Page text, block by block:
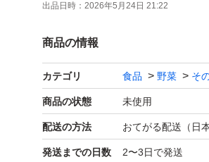
出品日時： 2026年5月24日 21:22
商品の情報
カテゴリ 食品 野菜 そ
商品の状態 未使用
配送の方法 おてがる配送（日
発送までの日数 2〜3日で発送
いね！